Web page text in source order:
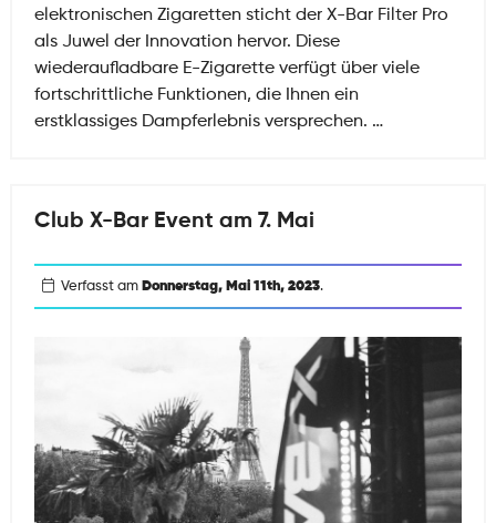
elektronischen Zigaretten sticht der X-Bar Filter Pro
als Juwel der Innovation hervor. Diese
wiederaufladbare E-Zigarette verfügt über viele
fortschrittliche Funktionen, die Ihnen ein
erstklassiges Dampferlebnis versprechen. …Was
Filter
Pro?
Club X-Bar Event am 7. Mai
Verfasst am Donnerstag, Mai 11th, 2023.